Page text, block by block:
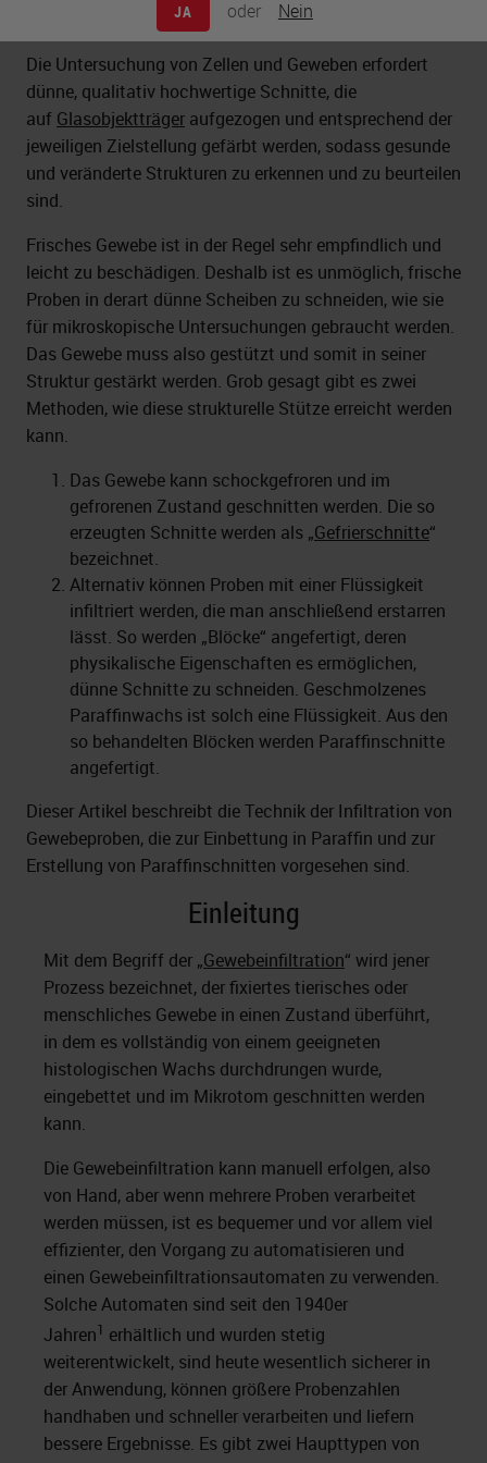
JA oder Nein
Die Untersuchung von Zellen und Geweben erfordert
dünne, qualitativ hochwertige Schnitte, die
auf Glasobjektträger aufgezogen und entsprechend der
jeweiligen Zielstellung gefärbt werden, sodass gesunde
und veränderte Strukturen zu erkennen und zu beurteilen
sind.
Frisches Gewebe ist in der Regel sehr empfindlich und
leicht zu beschädigen. Deshalb ist es unmöglich, frische
Proben in derart dünne Scheiben zu schneiden, wie sie
für mikroskopische Untersuchungen gebraucht werden.
Das Gewebe muss also gestützt und somit in seiner
Struktur gestärkt werden. Grob gesagt gibt es zwei
Methoden, wie diese strukturelle Stütze erreicht werden
kann.
Das Gewebe kann schockgefroren und im
gefrorenen Zustand geschnitten werden. Die so
erzeugten Schnitte werden als „Gefrierschnitte“
bezeichnet.
Alternativ können Proben mit einer Flüssigkeit
infiltriert werden, die man anschließend erstarren
lässt. So werden „Blöcke“ angefertigt, deren
physikalische Eigenschaften es ermöglichen,
dünne Schnitte zu schneiden. Geschmolzenes
Paraffinwachs ist solch eine Flüssigkeit. Aus den
so behandelten Blöcken werden Paraffinschnitte
angefertigt.
Dieser Artikel beschreibt die Technik der Infiltration von
Gewebeproben, die zur Einbettung in Paraffin und zur
Erstellung von Paraffinschnitten vorgesehen sind.
Einleitung
Mit dem Begriff der „Gewebeinfiltration“ wird jener
Prozess bezeichnet, der fixiertes tierisches oder
menschliches Gewebe in einen Zustand überführt,
in dem es vollständig von einem geeigneten
histologischen Wachs durchdrungen wurde,
eingebettet und im Mikrotom geschnitten werden
kann.
Die Gewebeinfiltration kann manuell erfolgen, also
von Hand, aber wenn mehrere Proben verarbeitet
werden müssen, ist es bequemer und vor allem viel
effizienter, den Vorgang zu automatisieren und
einen Gewebeinfiltrationsautomaten zu verwenden.
Solche Automaten sind seit den 1940er
Jahren1 erhältlich und wurden stetig
weiterentwickelt, sind heute wesentlich sicherer in
der Anwendung, können größere Probenzahlen
handhaben und schneller verarbeiten und liefern
bessere Ergebnisse. Es gibt zwei Haupttypen von